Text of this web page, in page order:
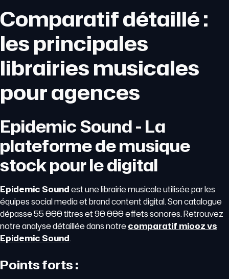
Comparatif détaillé :
les principales
librairies musicales
pour agences
Epidemic Sound - La
plateforme de musique
stock pour le digital
Epidemic Soundest une librairie musicale utilisée par les
équipes social media et brand content digital. Son catalogue
dépasse 55 000 titres et 90 000 effets sonores. Retrouvez
notre analyse détaillée dans notrecomparatif miooz vs
Epidemic Sound.
Points forts :